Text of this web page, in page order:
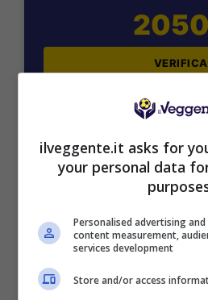
VERIFICA
Mostra
SNAI
Bonus Benvenuto
50% sul deposito
ilveggente.it asks for
your personal data
Personalised advertising
content measurement,
services development
Store and/or access